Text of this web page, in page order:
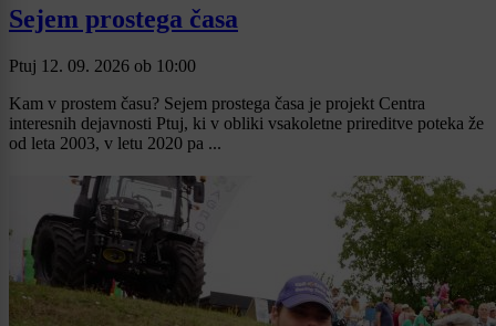
Sejem prostega časa
Ptuj 12. 09. 2026 ob 10:00
Kam v prostem času? Sejem prostega časa je projekt Centra
interesnih dejavnosti Ptuj, ki v obliki vsakoletne prireditve poteka že
od leta 2003, v letu 2020 pa ...